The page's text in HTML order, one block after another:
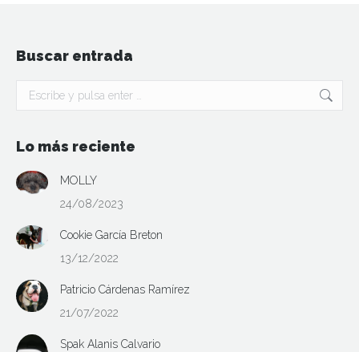
Buscar entrada
Buscar:
Lo más reciente
MOLLY
24/08/2023
Cookie García Breton
13/12/2022
Patricio Cárdenas Ramírez
21/07/2022
Spak Alanis Calvario